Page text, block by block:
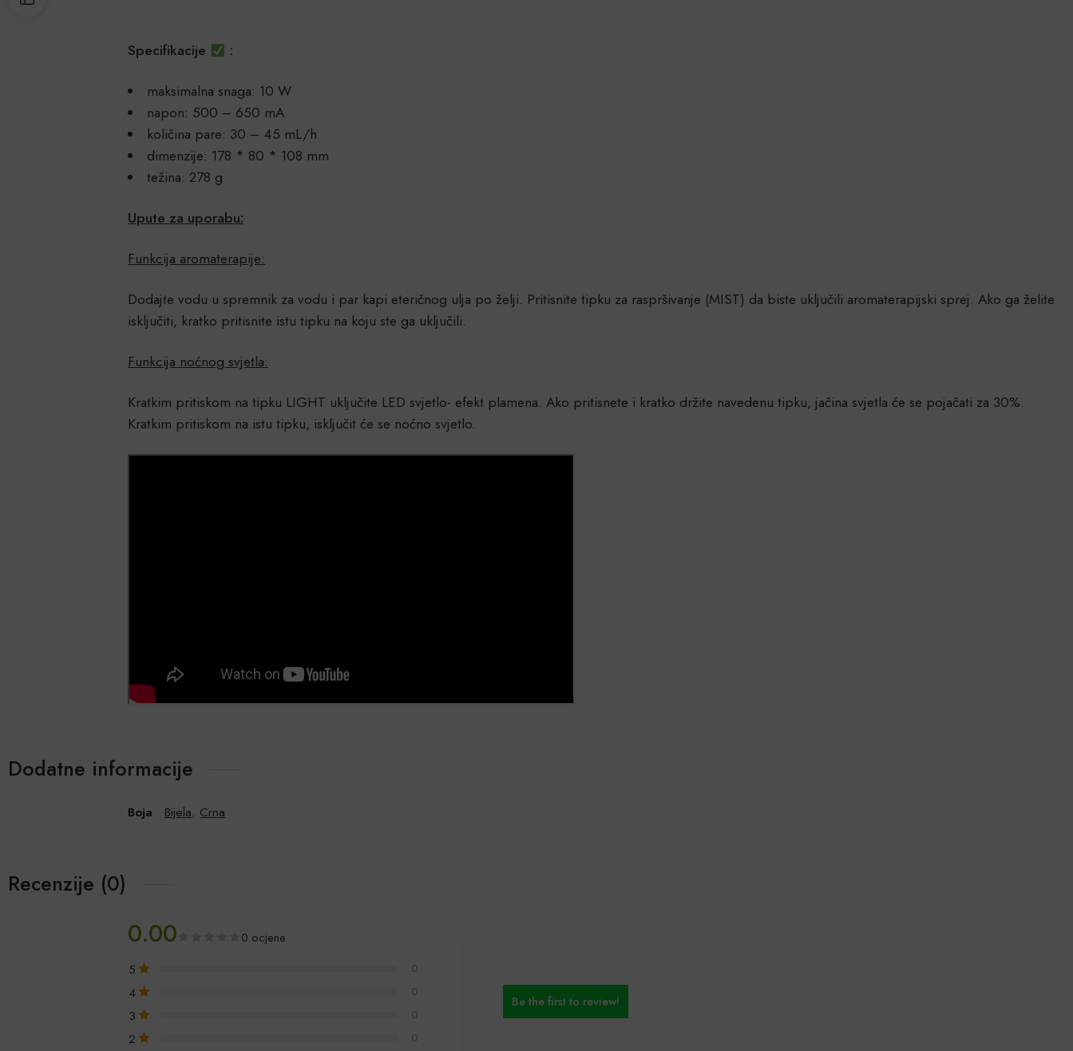
Specifikacije
:
maksimalna snaga: 10 W
napon: 500 – 650 mA
količina pare: 30 – 45 mL/h
dimenzije: 178 * 80 * 108 mm
težina: 278 g
Upute za uporabu:
Funkcija aromaterapije:
Dodajte vodu u spremnik za vodu i par kapi eteričnog ulja po želji. Pritisnite tipku za raspršivanje (MIST) da biste uključili aromaterapijski sprej. Ako ga želite
isključiti, kratko pritisnite istu tipku na koju ste ga uključili.
Funkcija noćnog svjetla:
Kratkim pritiskom na tipku LIGHT uključite LED svjetlo- efekt plamena. Ako pritisnete i kratko držite navedenu tipku, jačina svjetla će se pojačati za 30%.
Kratkim pritiskom na istu tipku, isključit će se noćno svjetlo.
Dodatne informacije
Boja Bijela, Crna
Recenzije (0)
0.00 0 ocjene
5 0
4 0
3 0
2 0
Be the first to review!